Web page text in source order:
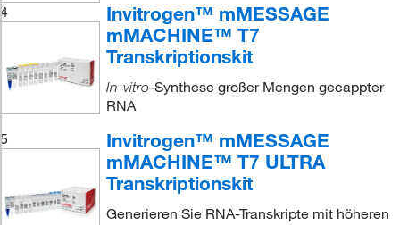
4
Invitrogen™ mMESSAGE
mMACHINE™ T7
Transkriptionskit
In-vitro-Synthese großer Mengen gecappter
RNA
5
Invitrogen™ mMESSAGE
mMACHINE™ T7 ULTRA
Transkriptionskit
Generieren Sie RNA-Transkripte mit höheren